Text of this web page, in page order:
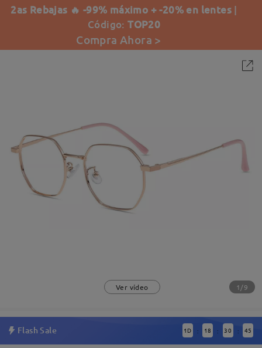
2as Rebajas 🔥 -99% máximo + -20% en lentes |
Código:TOP20
Compra Ahora >
Ver vídeo 1/9
Flash Sale 1 D : 18 : 30 : 45